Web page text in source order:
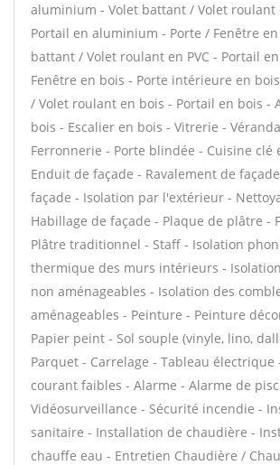
aluminium - Volet battant / Volet
Portail en aluminium - Porte / Fenêtre en
battant / Volet roulant en PVC - Portail en
Fenêtre en bois - Porte intérieure en
/ Volet roulant en bois - Portail en bois -
bois - Escalier en bois - Vitrerie -
Ferronnerie - Porte blindée - Cuisine clé
Enduit de façade - Ravalement de
façade - Isolation par l'extérieur -
Habillage de façade - Plaque de plâtre -
Plâtre traditionnel - Staff - Isolation
thermique des murs intérieurs -
non aménageables - Isolation des
aménageables - Peinture - Peinture
Papier peint - Sol souple (vinyle, lino,
Parquet - Carrelage - Tableau électrique
courant faibles - Alarme - Alarme de
Vidéosurveillance - Sécurité incendie -
sanitaire - Installation de chaudière -
chauffe eau - Entretien Chaudière /